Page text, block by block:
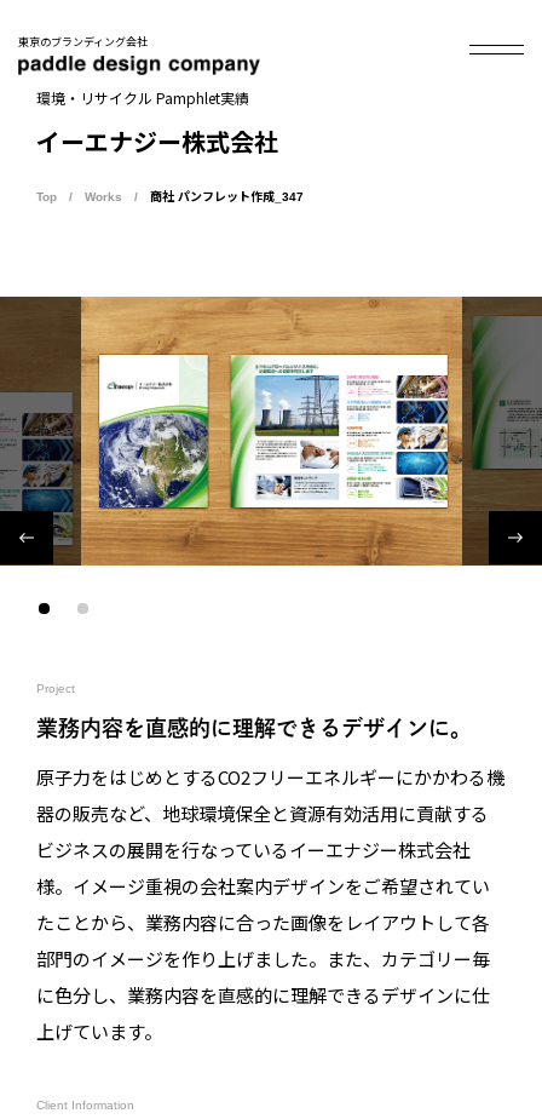
東京のブランディング会社
環境・リサイクル Pamphlet実績
イーエナジー株式会社
Top Works 商社 パンフレット作成_347
Project
業務内容を直感的に理解できるデザインに。
原子力をはじめとするCO2フリーエネルギーにかかわる機
器の販売など、地球環境保全と資源有効活用に貢献する
ビジネスの展開を行なっているイーエナジー株式会社
様。イメージ重視の会社案内デザインをご希望されてい
たことから、業務内容に合った画像をレイアウトして各
部門のイメージを作り上げました。また、カテゴリー毎
に色分し、業務内容を直感的に理解できるデザインに仕
上げています。
Client Information